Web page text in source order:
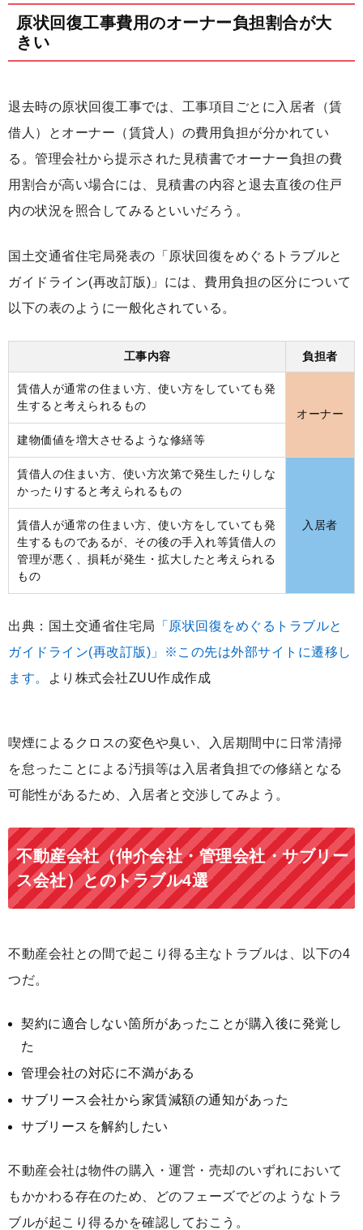
原状回復工事費用のオーナー負担割合が大
きい
退去時の原状回復工事では、工事項目ごとに入居者（賃
借人）とオーナー（賃貸人）の費用負担が分かれてい
る。管理会社から提示された見積書でオーナー負担の費
用割合が高い場合には、見積書の内容と退去直後の住戸
内の状況を照合してみるといいだろう。
国土交通省住宅局発表の「原状回復をめぐるトラブルと
ガイドライン(再改訂版)」には、費用負担の区分について
以下の表のように一般化されている。
工事内容 負担者
賃借人が通常の住まい方、使い方をしていても発
生すると考えられるもの
オーナー
建物価値を増大させるような修繕等
賃借人の住まい方、使い方次第で発生したりしな
かったりすると考えられるもの
入居者
賃借人が通常の住まい方、使い方をしていても発
生するものであるが、その後の手入れ等賃借人の
管理が悪く、損耗が発生・拡大したと考えられる
もの
出典：国土交通省住宅局 「原状回復をめぐるトラブルと
ガイドライン(再改訂版)」※この先は外部サイトに遷移し
ます。
より株式会社ZUU作成作成
喫煙によるクロスの変色や臭い、入居期間中に日常清掃
を怠ったことによる汚損等は入居者負担での修繕となる
可能性があるため、入居者と交渉してみよう。
不動産会社（仲介会社・管理会社・サブリー
ス会社）とのトラブル4選
不動産会社との間で起こり得る主なトラブルは、以下の4
つだ。
契約に適合しない箇所があったことが購入後に発覚し
た
管理会社の対応に不満がある
サブリース会社から家賃減額の通知があった
サブリースを解約したい
不動産会社は物件の購入・運営・売却のいずれにおいて
もかかわる存在のため、どのフェーズでどのようなトラ
ブルが起こり得るかを確認しておこう。